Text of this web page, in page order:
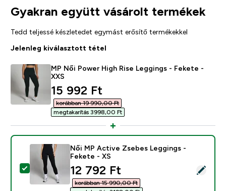
Gyakran együtt vásárolt termékek
Tedd teljessé készletedet egymást erősítő termékekkel
Jelenleg kiválasztott tétel
MP Női Power High Rise Leggings - Fekete -
XXS
discounted price
15 992 Ft‎
korábban 19 990,00 Ft‎
megtakarítás 3998,00 Ft‎
Termék kiválasztása - Női MP Active Zsebes
Női MP Active Zsebes Leggings -
Fekete - XS
discounted price
12 792 Ft‎
korábban 15 990,00 Ft‎